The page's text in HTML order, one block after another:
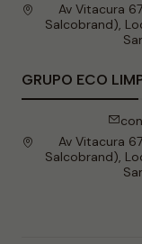
Av Vitacura
Salcobrand),
GRUPO ECO
Av Vitacura
Salcobrand),